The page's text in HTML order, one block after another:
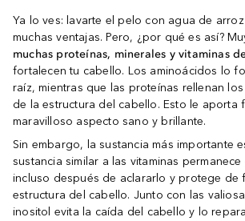
Ya lo ves: lavarte el pelo con agua de
muchas ventajas. Pero, ¿por qué es así?
muchas proteínas, minerales y vitaminas
fortalecen tu cabello. Los aminoácidos lo
raíz, mientras que las proteínas rellenan
de la estructura del cabello. Esto le aporta
maravilloso aspecto sano y brillante.
Sin embargo, la sustancia más importante
sustancia similar a las vitaminas
incluso después de aclararlo y protege de
estructura del cabello. Junto con las
inositol evita la caída del cabello y lo